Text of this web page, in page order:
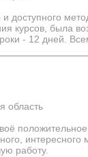
доступного
курсов, была
- 12 дней.
область
работу.